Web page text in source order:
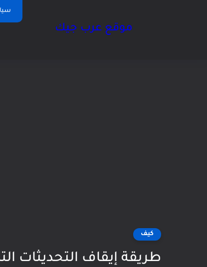
موقع عرب جيك
كيف
طريقة إيقاف التحديثات